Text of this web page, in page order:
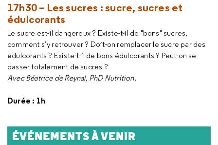
17h30 – Les sucres : sucre, sucres et
édulcorants
Le sucre est-il dangereux ? Existe-t-il de "bons" sucres,
comment s’y retrouver ? Doit-on remplacer le sucre par des
édulcorants ? Existe-t-il de bons édulcorants ? Peut-on se
passer totalement de sucres ?
Avec Béatrice de Reynal, PhD Nutrition.
Durée : 1h
ÉVÉNEMENTS À VENIR